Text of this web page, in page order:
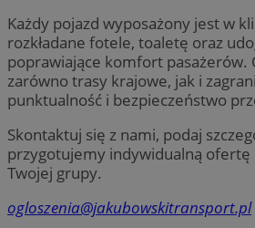
Każdy pojazd wyposażony jest w
rozkładane fotele, toaletę oraz
poprawiające komfort pasażerów.
zarówno trasy krajowe, jak i
punktualność i bezpieczeństwo
Skontaktuj się z nami, podaj
przygotujemy indywidualną ofertę
Twojej grupy.
ogloszenia@jakubowskitransport.pl